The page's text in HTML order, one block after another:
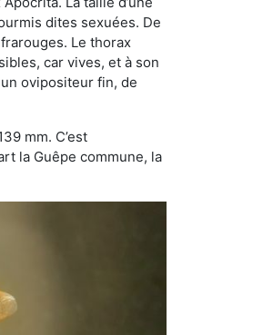
dites sexuées. De
Le thorax
car vives, et à son
ovipositeur fin, de
mm. C’est
la Guêpe commune, la